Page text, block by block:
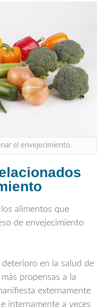
el envejecimiento.
alimentos que
de envejecimiento
en la salud de
propensas a la
externamente
internamente a veces